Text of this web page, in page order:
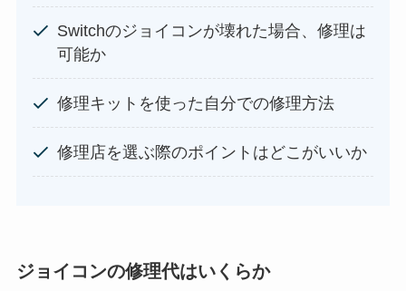
Switchのジョイコンが壊れた場合、修理は
可能か
修理キットを使った自分での修理方法
修理店を選ぶ際のポイントはどこがいいか
ジョイコンの修理代はいくらか